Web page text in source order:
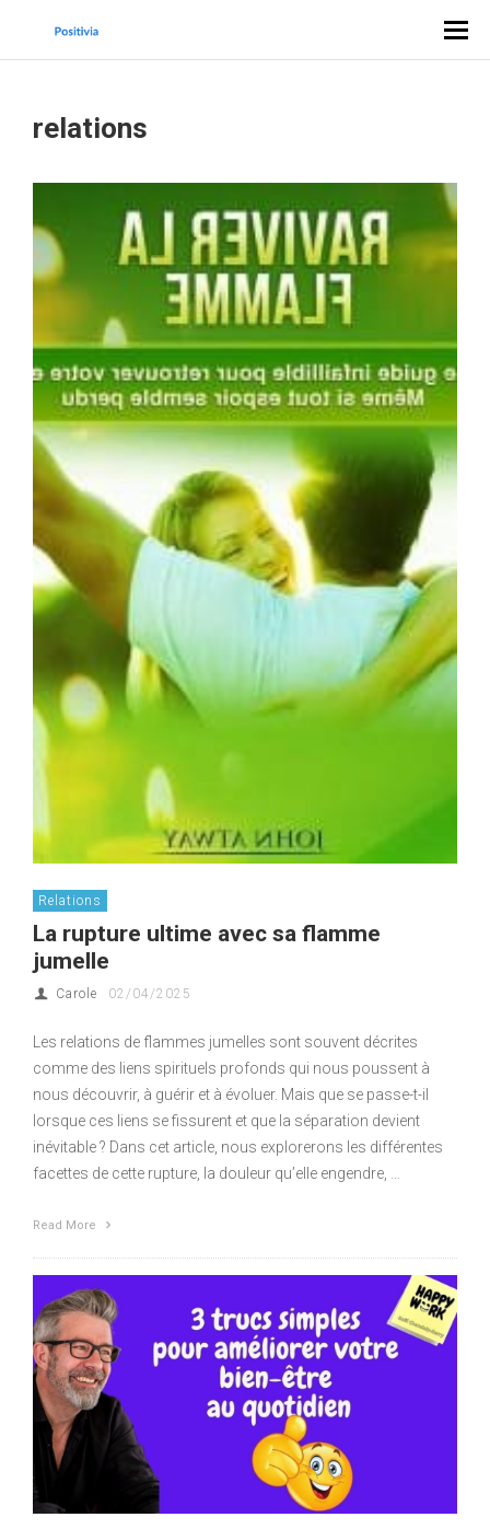
relations
Relations
La rupture ultime avec sa flamme
jumelle
Carole 02/04/2025
Les relations de flammes jumelles sont souvent décrites
comme des liens spirituels profonds qui nous poussent à
nous découvrir, à guérir et à évoluer. Mais que se passe-t-il
lorsque ces liens se fissurent et que la séparation devient
inévitable ? Dans cet article, nous explorerons les différentes
facettes de cette rupture, la douleur qu’elle engendre, …
Read More